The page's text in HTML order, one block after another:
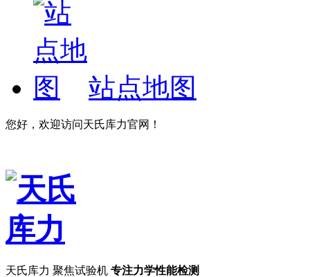
站点地图
您好，欢迎访问天氏库力官网！
天氏库力 聚焦试验机 专注力学性能检测